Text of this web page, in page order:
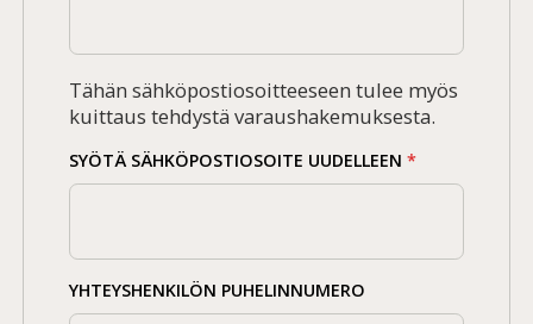
Tähän sähköpostiosoitteeseen tulee myös
kuittaus tehdystä varaushakemuksesta.
SYÖTÄ SÄHKÖPOSTIOSOITE UUDELLEEN *
YHTEYSHENKILÖN PUHELINNUMERO